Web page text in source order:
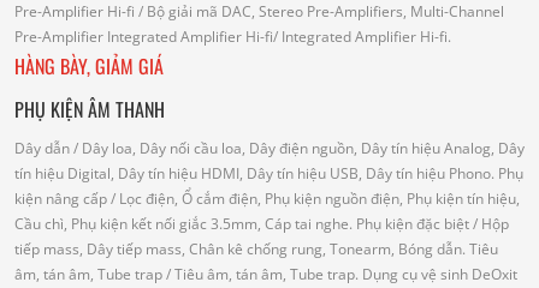
Pre-Amplifier Hi-fi / Bộ giải mã DAC, Stereo Pre-Amplifiers, Multi-Channel
Pre-Amplifier Integrated Amplifier Hi-fi/ Integrated Amplifier Hi-fi.
HÀNG BÀY, GIẢM GIÁ
PHỤ KIỆN ÂM THANH
Dây dẫn/ Dây loa, Dây nối cầu loa, Dây điện nguồn, Dây tín hiệu Analog, Dây
tín hiệu Digital, Dây tín hiệu HDMI, Dây tín hiệu USB, Dây tín hiệu Phono. Phụ
kiện nâng cấp/ Lọc điện, Ổ cắm điện, Phụ kiện nguồn điện, Phụ kiện tín hiệu,
Cầu chì, Phụ kiện kết nối giắc 3.5mm, Cáp tai nghe. Phụ kiện đặc biệt/ Hộp
tiếp mass, Dây tiếp mass, Chân kê chống rung, Tonearm, Bóng dẫn. Tiêu
âm, tán âm, Tube trap/ Tiêu âm, tán âm, Tube trap. Dụng cụ vệ sinh DeOxit